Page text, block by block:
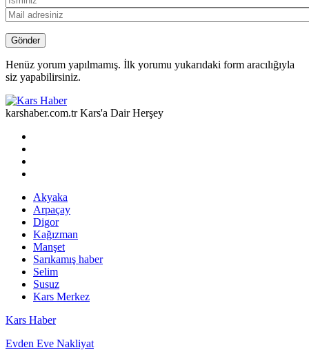
Henüz yorum yapılmamış. İlk yorumu yukarıdaki form aracılığıyla
siz yapabilirsiniz.
karshaber.com.tr Kars'a Dair Herşey
Akyaka
Arpaçay
Digor
Kağızman
Manşet
Sarıkamış haber
Selim
Susuz
Kars Merkez
Kars Haber
Evden Eve Nakliyat